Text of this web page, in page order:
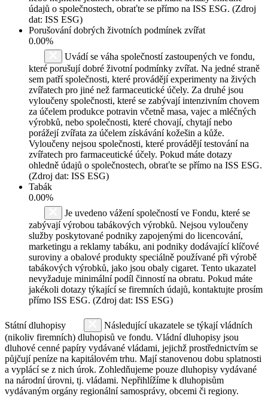
údajů o společnostech, obraťte se přímo na ISS ESG. (Zdroj
dat: ISS ESG)
Porušování dobrých životních podmínek zvířat
0.00%
Uvádí se váha společností zastoupených ve fondu,
které porušují dobré životní podmínky zvířat. Na jedné straně
sem patří společnosti, které provádějí experimenty na živých
zvířatech pro jiné než farmaceutické účely. Za druhé jsou
vyloučeny společnosti, které se zabývají intenzivním chovem
za účelem produkce potravin včetně masa, vajec a mléčných
výrobků, nebo společnosti, které chovají, chytají nebo
porážejí zvířata za účelem získávání kožešin a kůže.
Vyloučeny nejsou společnosti, které provádějí testování na
zvířatech pro farmaceutické účely. Pokud máte dotazy
ohledně údajů o společnostech, obraťte se přímo na ISS ESG.
(Zdroj dat: ISS ESG)
Tabák
0.00%
Je uvedeno vážení společností ve Fondu, které se
zabývají výrobou tabákových výrobků. Nejsou vyloučeny
služby poskytované podniky zapojenými do licencování,
marketingu a reklamy tabáku, ani podniky dodávající klíčové
suroviny a obalové produkty speciálně používané při výrobě
tabákových výrobků, jako jsou obaly cigaret. Tento ukazatel
nevyžaduje minimální podíl činností na obratu. Pokud máte
jakékoli dotazy týkající se firemních údajů, kontaktujte prosím
přímo ISS ESG. (Zdroj dat: ISS ESG)
Státní dluhopisy
Následující ukazatele se týkají vládních
(nikoliv firemních) dluhopisů ve fondu. Vládní dluhopisy jsou
dluhové cenné papíry vydávané vládami, jejichž prostřednictvím se
půjčují peníze na kapitálovém trhu. Mají stanovenou dobu splatnosti
a vyplácí se z nich úrok. Zohledňujeme pouze dluhopisy vydávané
na národní úrovni, tj. vládami. Nepřihlížíme k dluhopisům
vydávaným orgány regionální samosprávy, obcemi či regiony.